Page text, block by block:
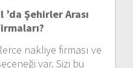
Şehirler Arası
nakliye firması ve
var. Sizi bu